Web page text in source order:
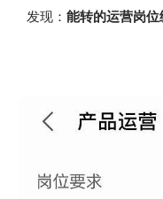
发现： 能转的运营岗位